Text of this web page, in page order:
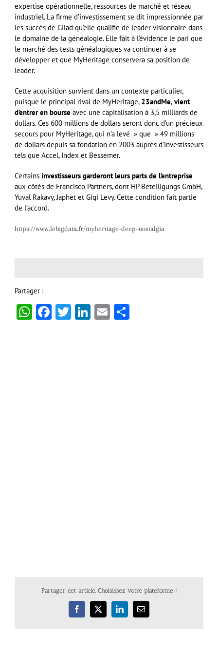
expertise opérationnelle, ressources de marché et réseau
industriel. La firme d’investissement se dit impressionnée par
les succès de Gilad qu’elle qualifie de leader visionnaire dans
le domaine de la généalogie. Elle fait à l’évidence le pari que
le marché des tests généalogiques va continuer à se
développer et que MyHeritage conservera sa position de
leader.
Cette acquisition survient dans un contexte particulier,
puisque le principal rival de MyHeritage, 23andMe, vient
d’entrer en bourse avec une capitalisation à 3,5 milliards de
dollars. Ces 600 millions de dollars seront donc d’un précieux
secours pour MyHeritage, qui n’a levé » que » 49 millions
de dollars depuis sa fondation en 2003 auprès d’investisseurs
tels que Accel, Index et Bessemer.
Certains investisseurs garderont leurs parts de l’entreprise
aux côtés de Francisco Partners, dont HP Beteiligungs GmbH,
Yuval Rakavy, Japhet et Gigi Levy. Cette condition fait partie
de l’accord.
https://www.lebigdata.fr/myheritage-deep-nostalgia
Partager :
WhatsApp
Facebook
Twitter
LinkedIn
Email
Partager cet article, Choisissez votre plateforme !
Facebook
X LinkedInEmail